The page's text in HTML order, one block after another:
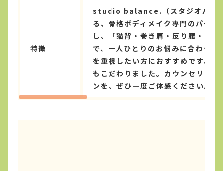
特徴
studio balance.（スタジオバラン
る、骨格ボディメイク専門のパー
し、「猫背・巻き肩・反り腰・O
で、一人ひとりのお悩みに合わせ
を重視したい方におすすめです。
もこだわりました。カウンセリン
ンを、ぜひ一度ご体感ください。